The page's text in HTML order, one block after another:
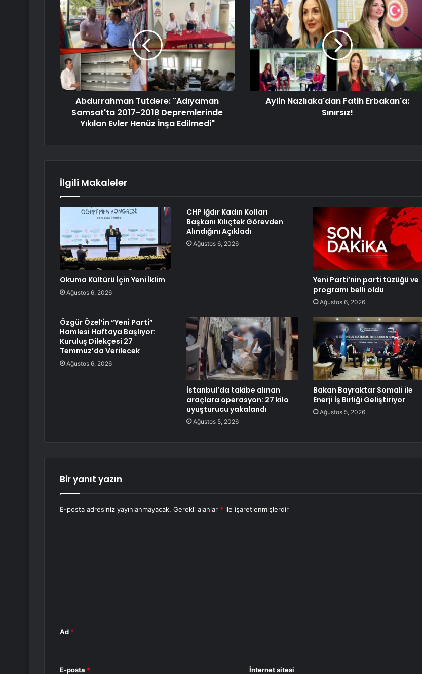
Abdurrahman Tutdere: "Adıyaman
Samsat'ta 2017-2018 Depremlerinde
Yıkılan Evler Henüz İnşa Edilmedi"
Aylin Nazlıaka'dan Fatih Erbakan'a:
Sınırsız!
İlgili Makaleler
Okuma Kültürü İçin Yeni İklim
Ağustos 6, 2026
CHP Iğdır Kadın Kolları
Başkanı Kılıçtek Görevden
Alındığını Açıkladı
Ağustos 6, 2026
Yeni Parti’nin parti tüzüğü ve
programı belli oldu
Ağustos 6, 2026
Özgür Özel’in “Yeni Parti”
Hamlesi Haftaya Başlıyor:
Kuruluş Dilekçesi 27
Temmuz’da Verilecek
Ağustos 6, 2026
İstanbul’da takibe alınan
araçlara operasyon: 27 kilo
uyuşturucu yakalandı
Ağustos 5, 2026
Bakan Bayraktar Somali ile
Enerji İş Birliği Geliştiriyor
Ağustos 5, 2026
Bir yanıt yazın
E-posta adresiniz yayınlanmayacak. Gerekli alanlar * ile işaretlenmişlerdir
Ad *
E-posta * İnternet sitesi